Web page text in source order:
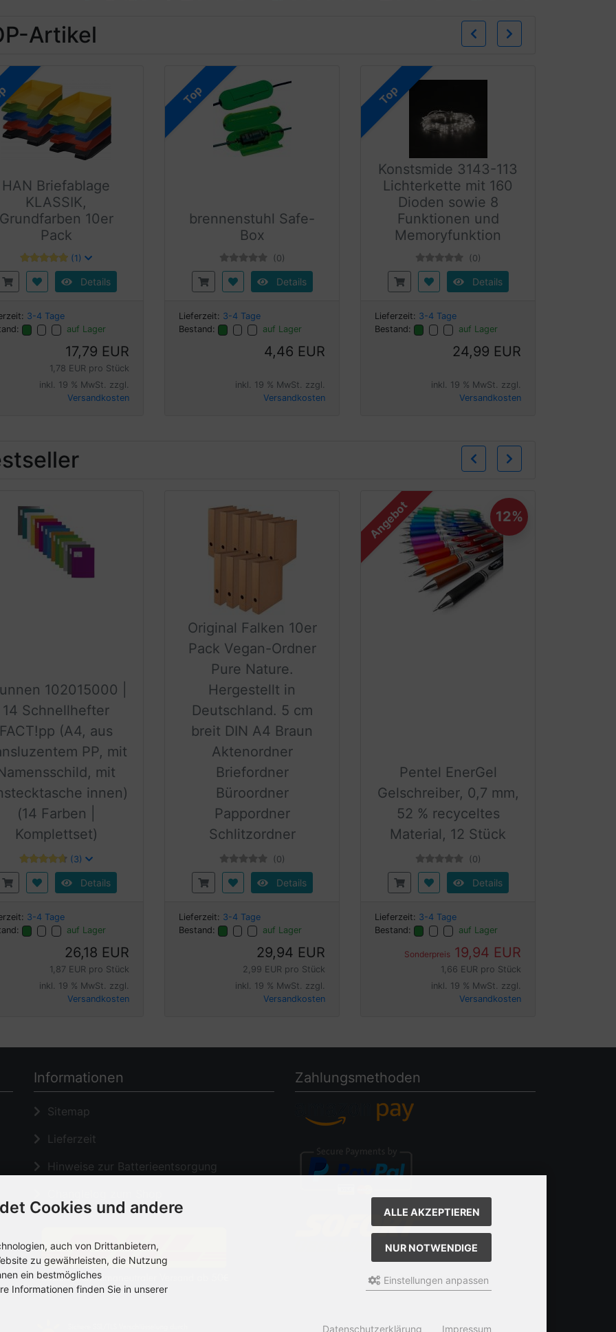
Artikel Zurück
HAN Briefablage
KLASSIK,
10er
Pack
(1)
Details
3-4 Tage
auf Lager
17,79 EUR
1,78 EUR pro Stück
inkl. 19 % MwSt. zzgl.
Versandkosten
Top
brennenstuhl Safe-
Box
(0)
Details
Lieferzeit: 3-4 Tage
Bestand:
auf Lager
4,46 EUR
inkl. 19 % MwSt. zzgl.
Versandkosten
Top
Konstsmide 3143-113
Lichterkette mit 160
Dioden sowie 8
Funktionen und
Memoryfunktion
(0)
Details
Lieferzeit: 3-4 Tage
Bestand:
auf Lager
24,99 EUR
inkl. 19 % MwSt. zzgl.
Versandkosten
Zurück
102015000 |
14 Schnellhefter
FACT!pp (A4, aus
PP, mit
mit
innen)
(14 Farben |
Komplettset)
(3)
Details
3-4 Tage
auf Lager
26,18 EUR
1,87 EUR pro Stück
inkl. 19 % MwSt. zzgl.
Versandkosten
Original Falken 10er
Pack Vegan-Ordner
Pure Nature.
Hergestellt in
Deutschland. 5 cm
breit DIN A4 Braun
Aktenordner
Briefordner
Büroordner
Pappordner
Schlitzordner
(0)
Details
Lieferzeit: 3-4 Tage
Bestand:
auf Lager
29,94 EUR
2,99 EUR pro Stück
inkl. 19 % MwSt. zzgl.
Versandkosten
Angebot
Pentel EnerGel
Gelschreiber, 0,7 mm,
52 % recyceltes
Material, 12 Stück
(0)
Details
Lieferzeit: 3-4 Tage
Bestand:
auf Lager
Sonderpreis 19,94 EUR
12%
1,66 EUR pro Stück
inkl. 19 % MwSt. zzgl.
Versandkosten
Informationen
Sitemap
Lieferzeit
Hinweise zur Batterieentsorgung
Zahlungsmethoden
Cookies und andere
auch von Drittanbietern,
zu gewährleisten, die Nutzung
ein bestmögliches
Informationen finden Sie in unserer
ALLE AKZEPTIEREN
NUR NOTWENDIGE
Einstellungen anpassen
Datenschutzerklärung Impressum